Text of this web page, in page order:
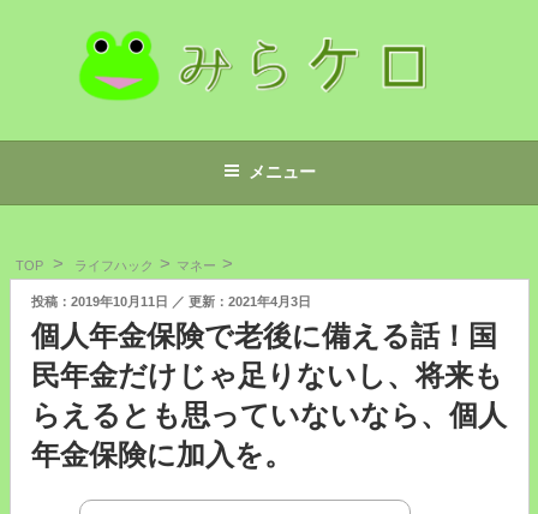
みらケロ
メニュー
TOP ライフハック マネー
投
稿
日:
2019年10月11日 2021年4月3日
個人年金保険で老後に備える話！国
民年金だけじゃ足りないし、将来も
らえるとも思っていないなら、個人
年金保険に加入を。